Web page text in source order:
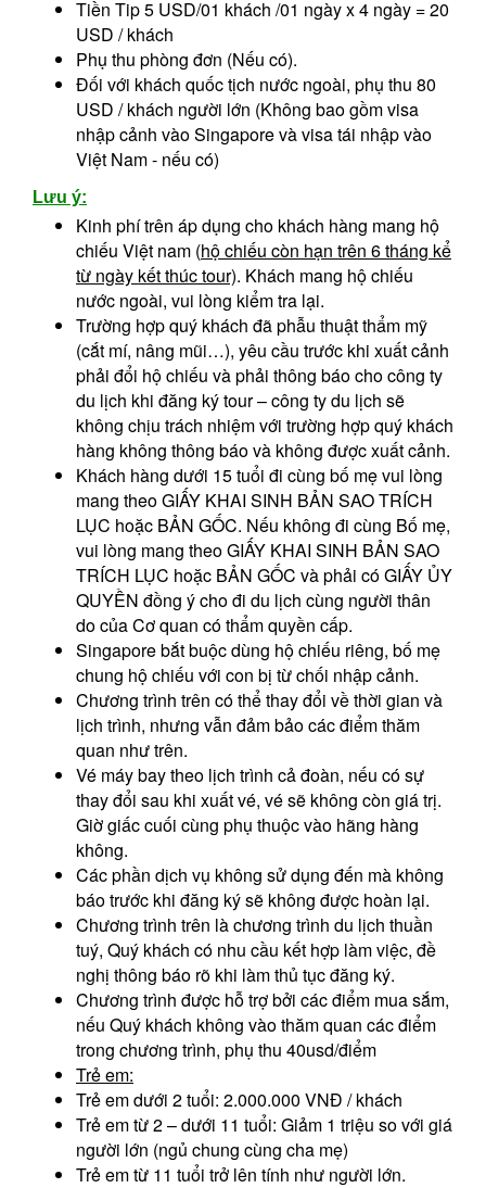
Tiền Tip 5 USD/01 khách /01 ngày x 4 ngày = 20
USD / khách
Phụ thu phòng đơn (Nếu có).
Đối với khách quốc tịch nước ngoài, phụ thu 80
USD / khách người lớn (Không bao gồm visa
nhập cảnh vào Singapore và visa tái nhập vào
Việt Nam - nếu có)
Lưu ý:
Kinh phí trên áp dụng cho khách hàng mang hộ
chiếu Việt nam (hộ chiếu còn hạn trên 6 tháng kể
từ ngày kết thúc tour). Khách mang hộ chiếu
nước ngoài, vui lòng kiểm tra lại.
Trường hợp quý khách đã phẫu thuật thẩm mỹ
(cắt mí, nâng mũi…), yêu cầu trước khi xuất cảnh
phải đổi hộ chiếu và phải thông báo cho công ty
du lịch khi đăng ký tour – công ty du lịch sẽ
không chịu trách nhiệm với trường hợp quý khách
hàng không thông báo và không được xuất cảnh.
Khách hàng dưới 15 tuổi đi cùng bố mẹ vui lòng
mang theo GIẤY KHAI SINH BẢN SAO TRÍCH
LỤC hoặc BẢN GỐC. Nếu không đi cùng Bố mẹ,
vui lòng mang theo GIẤY KHAI SINH BẢN SAO
TRÍCH LỤC hoặc BẢN GỐC và phải có GIẤY ỦY
QUYỀN đồng ý cho đi du lịch cùng người thân
do của Cơ quan có thẩm quyền cấp.
Singapore bắt buộc dùng hộ chiếu riêng, bố mẹ
chung hộ chiếu với con bị từ chối nhập cảnh.
Chương trình trên có thể thay đổi về thời gian và
lịch trình, nhưng vẫn đảm bảo các điểm thăm
quan như trên.
Vé máy bay theo lịch trình cả đoàn, nếu có sự
thay đổi sau khi xuất vé, vé sẽ không còn giá trị.
Giờ giấc cuối cùng phụ thuộc vào hãng hàng
không.
Các phần dịch vụ không sử dụng đến mà không
báo trước khi đăng ký sẽ không được hoàn lại.
Chương trình trên là chương trình du lịch thuần
tuý, Quý khách có nhu cầu kết hợp làm việc, đề
nghị thông báo rõ khi làm thủ tục đăng ký.
Chương trình được hỗ trợ bởi các điểm mua sắm,
nếu Quý khách không vào thăm quan các điểm
trong chương trình, phụ thu 40usd/điểm
Trẻ em:
Trẻ em dưới 2 tuổi: 2.000.000 VNĐ / khách
Trẻ em từ 2 – dưới 11 tuổi: Giảm 1 triệu so với giá
người lớn (ngủ chung cùng cha mẹ)
Trẻ em từ 11 tuổi trở lên tính như người lớn.